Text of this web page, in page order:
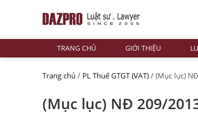
TRANG CHỦ GIỚI THIỆU
Trang chủ / PL Thuế GTGT (VAT) / (Mục lục)
(Mục lục) NĐ 209/